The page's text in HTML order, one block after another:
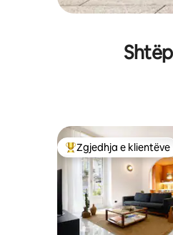
Më të mirat e
Zgjedhja e klientëve